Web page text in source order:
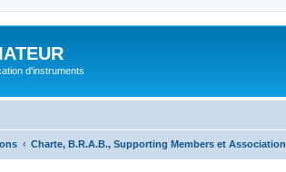
d'instruments
Charte, B.R.A.B., Supporting Members et Association